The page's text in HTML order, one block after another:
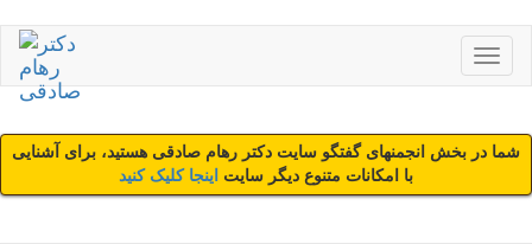
شما در بخش انجمنهای گفتگو سایت دکتر رهام صادقی هستید، برای آشنایی
با امکانات متنوع دیگر سایت اینجا کلیک کنید